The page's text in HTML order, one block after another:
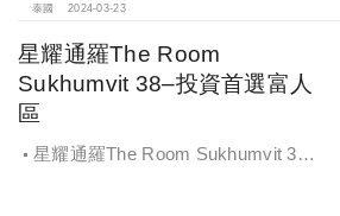
泰國 2024-03-23
星耀通羅The Room
Sukhumvit 38–投資首選富人
區
星耀通羅The Room Sukhumvit 38–